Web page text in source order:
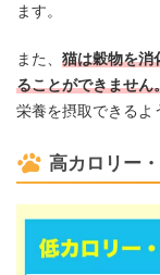
ます。
また、 猫は穀物を消
ることができません
栄養を摂取できるよ
高カロリー